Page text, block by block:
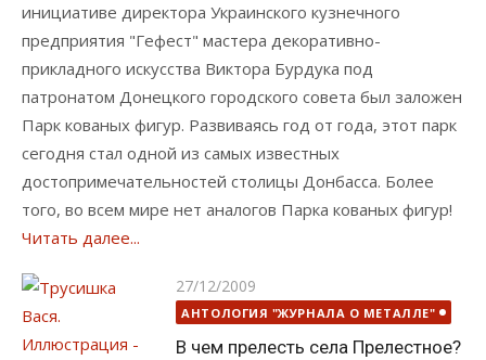
инициативе директора Украинского кузнечного
предприятия "Гефест" мастера декоративно-
прикладного искусства Виктора Бурдука под
патронатом Донецкого городского совета был заложен
Парк кованых фигур. Развиваясь год от года, этот парк
сегодня стал одной из самых известных
достопримечательностей столицы Донбасса. Более
того, во всем мире нет аналогов Парка кованых фигур!
Читать далее...
Опубликовано
27/12/2009
АНТОЛОГИЯ "ЖУРНАЛА О МЕТАЛЛЕ"
В чем прелесть села Прелестное?